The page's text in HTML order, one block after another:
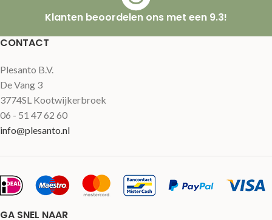
Klanten beoordelen ons met een 9.3!
CONTACT
Plesanto B.V.
De Vang 3
3774SL Kootwijkerbroek
06 - 51 47 62 60
info@plesanto.nl
GA SNEL NAAR